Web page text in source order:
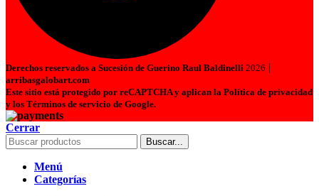
Derechos reservados a Sucesión de Guerino Raul Baldinelli 2026 |
arribasgalobart.com
Este sitio está protegido por reCAPTCHA y aplican la Política de privacidad
y los Términos de servicio de Google.
Cerrar
Buscar...
Menú
Categorías